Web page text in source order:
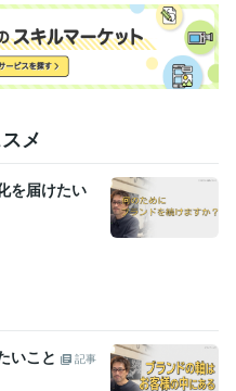
メ
を届けたい
いこと
記事